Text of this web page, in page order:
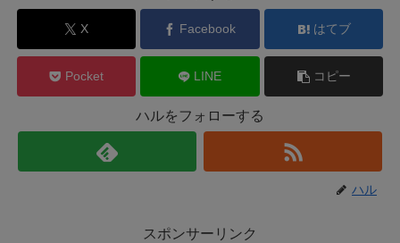
X Facebook はてブ
Pocket LINE コピー
ハルをフォローする
ハル
スポンサーリンク